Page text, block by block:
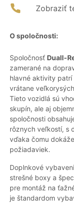
Zobraziť
O spoločnosti:
Spoločnosť Duall-
zamerané na
hlavné aktivity
vrátane
Tieto vozidlá sú
skupín, ale aj
spoločnosti
rôznych veľkostí, s
vďaka čomu
požiadaviek.
Doplnkové
strešné boxy a
pre montáž na
je štandardom